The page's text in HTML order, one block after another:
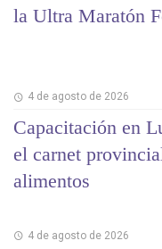
la Ultra Maratón
4 de agosto de 2026
Capacitación en
el carnet
alimentos
4 de agosto de 2026